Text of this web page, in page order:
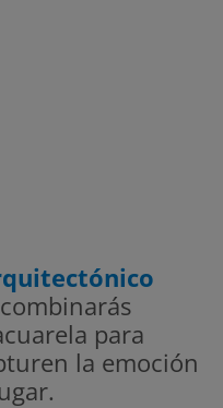
combinarás
para
la emoción